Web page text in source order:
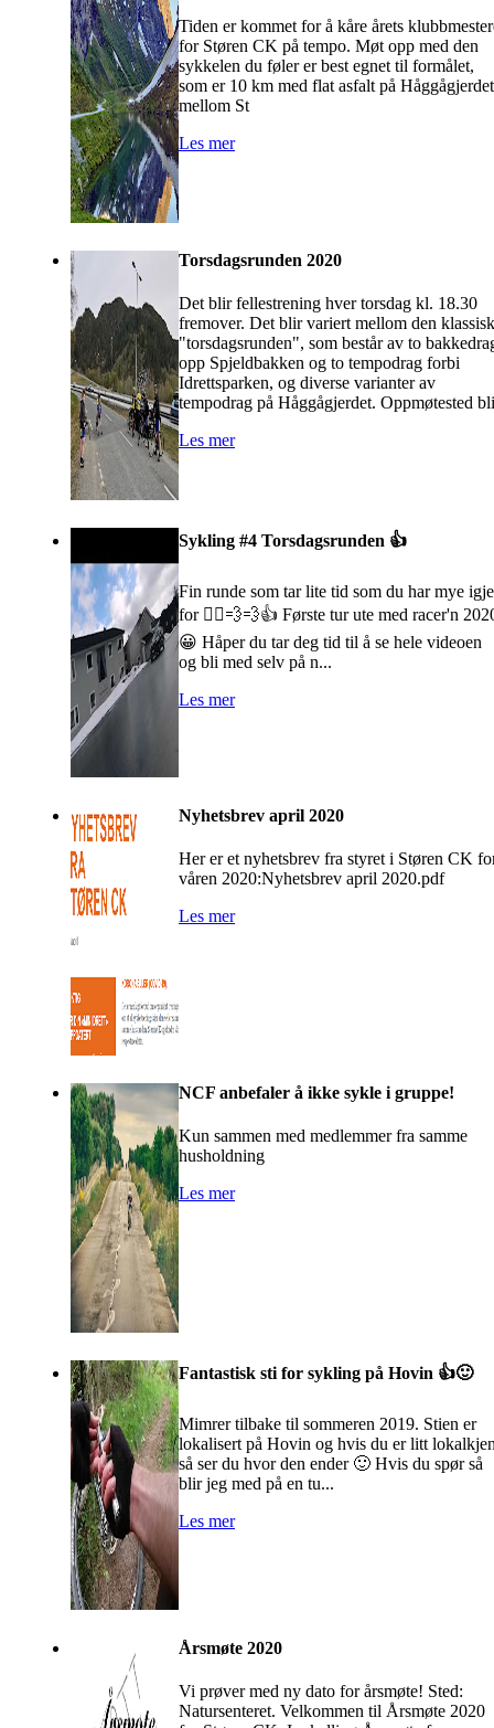
Tiden er kommet for å kåre årets
for Støren CK på tempo. Møt opp med den
sykkelen du føler er best egnet til formålet,
som er 10 km med flat asfalt på Håggågjerdet
mellom St
Les mer
Torsdagsrunden 2020
Det blir fellestrening hver torsdag kl. 18.30
fremover. Det blir variert mellom den
"torsdagsrunden", som består av to
opp Spjeldbakken og to tempodrag forbi
Idrettsparken, og diverse varianter av
tempodrag på Håggågjerdet. Oppmøtested bli
Les mer
Sykling #4 Torsdagsrunden 👍
Fin runde som tar lite tid som du har mye
for 🚴‍♂️💨💨👍 Første tur ute med racer'n
😀 Håper du tar deg tid til å se hele videoen
og bli med selv på n...
Les mer
Nyhetsbrev april 2020
Her er et nyhetsbrev fra styret i Støren CK
våren 2020:Nyhetsbrev april 2020.pdf
Les mer
NCF anbefaler å ikke sykle i gruppe!
Kun sammen med medlemmer fra samme
husholdning
Les mer
Fantastisk sti for sykling på Hovin 👍🙂
Mimrer tilbake til sommeren 2019. Stien er
lokalisert på Hovin og hvis du er litt
så ser du hvor den ender 🙂 Hvis du spør så
blir jeg med på en tu...
Les mer
Årsmøte 2020
Vi prøver med ny dato for årsmøte! Sted:
Natursenteret. Velkommen til Årsmøte 2020